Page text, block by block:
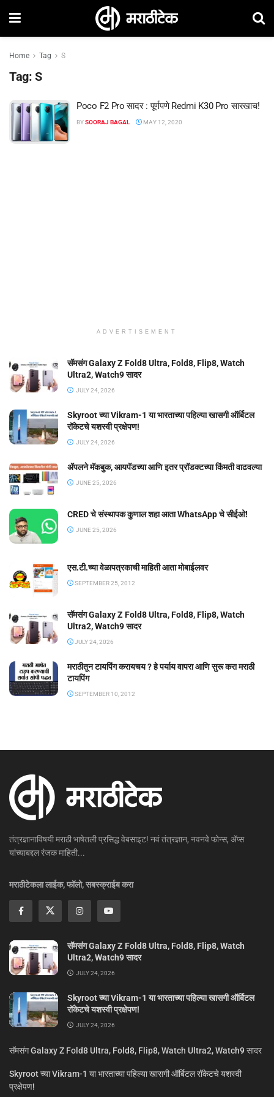
Home Tag S
Tag: S
Poco F2 Pro सादर : पूर्णपणे Redmi K30 Pro सारखाच!
BYSOORAJ BAGAL MAY 12, 2020
ADVERTISEMENT
सॅमसंग Galaxy Z Fold8 Ultra, Fold8, Flip8, Watch
Ultra2, Watch9 सादर
JULY 24, 2026
Skyroot च्या Vikram-1 या भारताच्या पहिल्या खासगी ऑर्बिटल
रॉकेटचे यशस्वी प्रक्षेपण!
JULY 24, 2026
ॲपलने मॅकबुक, आयपॅडच्या आणि इतर प्रॉडक्टच्या किंमती वाढवल्या
JUNE 25, 2026
CRED चे संस्थापक कुणाल शहा आता WhatsApp चे सीईओ!
JUNE 25, 2026
एस.टी.च्या वेळापत्रकाची माहिती आता मोबाईलवर
SEPTEMBER 25, 2012
सॅमसंग Galaxy Z Fold8 Ultra, Fold8, Flip8, Watch
Ultra2, Watch9 सादर
JULY 24, 2026
मराठीतून टायपिंग करायचय ? हे पर्याय वापरा आणि सुरू करा मराठी
टायपिंग
SEPTEMBER 10, 2012
तंत्रज्ञानाविषयी मराठी भाषेतली प्रसिद्ध वेबसाइट! नवं तंत्रज्ञान, नवनवे फोन्स, ॲप्स
यांच्याबद्दल रंजक माहिती...
मराठीटेकला लाईक, फॉलो, सबस्क्राईब करा
सॅमसंग Galaxy Z Fold8 Ultra, Fold8, Flip8, Watch
Ultra2, Watch9 सादर
JULY 24, 2026
Skyroot च्या Vikram-1 या भारताच्या पहिल्या खासगी ऑर्बिटल
रॉकेटचे यशस्वी प्रक्षेपण!
JULY 24, 2026
सॅमसंग Galaxy Z Fold8 Ultra, Fold8, Flip8, Watch Ultra2, Watch9 सादर
Skyroot च्या Vikram-1 या भारताच्या पहिल्या खासगी ऑर्बिटल रॉकेटचे यशस्वी
प्रक्षेपण!